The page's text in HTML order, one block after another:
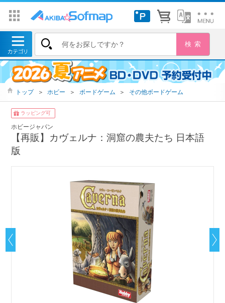
トップ ＞ ホビー ＞ ボードゲーム ＞ その他ボードゲーム
ラッピング可
ホビージャパン
【再販】カヴェルナ：洞窟の農夫たち 日本語
版